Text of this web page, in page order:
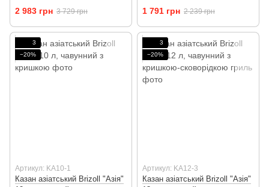
2 983 грн 3 729 грн 1 791 грн 2 239 грн
3
−20%
Артикул: KA10-1
Казан азіатський Brizoll "Азія"
3
−20%
Артикул: KA12-3
Казан азіатський Brizoll "Азія"